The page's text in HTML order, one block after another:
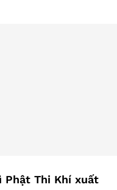
Thi Khí xuất